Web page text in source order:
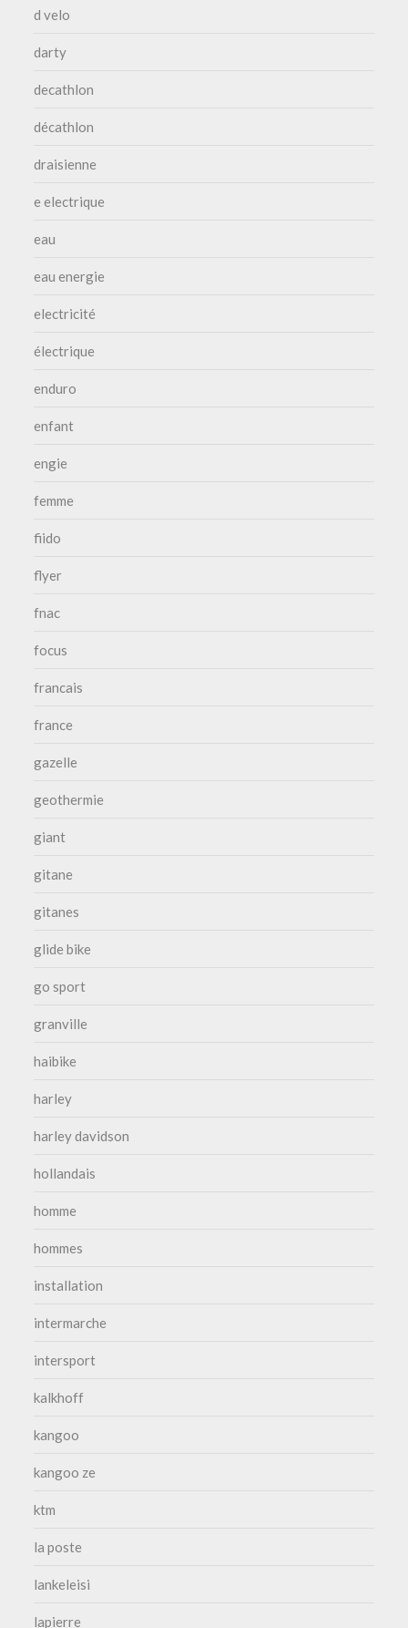
d velo
darty
decathlon
décathlon
draisienne
e electrique
eau
eau energie
electricité
électrique
enduro
enfant
engie
femme
fiido
flyer
fnac
focus
francais
france
gazelle
geothermie
giant
gitane
gitanes
glide bike
go sport
granville
haibike
harley
harley davidson
hollandais
homme
hommes
installation
intermarche
intersport
kalkhoff
kangoo
kangoo ze
ktm
la poste
lankeleisi
lapierre